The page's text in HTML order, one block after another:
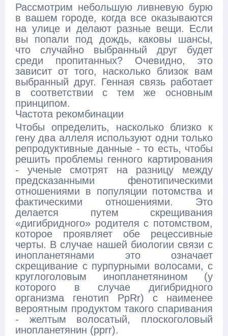
Рассмотрим небольшую ливневую бурю
в вашем городе, когда все оказываются
на улице и делают разные вещи. Если
вы попали под дождь, каковы шансы,
что случайно выбранный друг будет
среди пропитанных? Очевидно, это
зависит от того, насколько близок вам
выбранный друг. Генная связь работает
в соответствии с тем же основным
принципом.
Частота рекомбинации
Чтобы определить, насколько близко к
гену два аллеля используют одни только
репродуктивные данные - то есть, чтобы
решить проблемы генного картирования
- ученые смотрят на разницу между
предсказанными фенотипическими
отношениями в популяции потомства и
фактическими отношениями. Это
делается путем скрещивания
«дигибридного» родителя с потомством,
которое проявляет обе рецессивные
черты. В случае нашей биологии связи с
инопланетянами это означает
скрещивание с пурпурными волосами, с
круглоголовым инопланетянином (у
которого в случае дигибридного
организма генотип PpRr) с наименее
вероятным продуктом такого спаривания
- желтым волосатый, плоскоголовый
инопланетянин (pprr).